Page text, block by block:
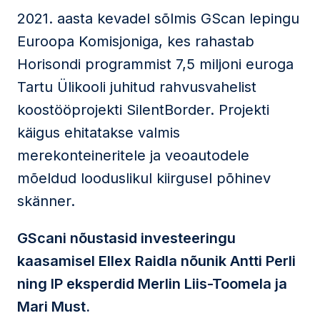
2021. aasta kevadel sõlmis GScan lepingu
Euroopa Komisjoniga, kes rahastab
Horisondi programmist 7,5 miljoni euroga
Tartu Ülikooli juhitud rahvusvahelist
koostööprojekti SilentBorder. Projekti
käigus ehitatakse valmis
merekonteineritele ja veoautodele
mõeldud looduslikul kiirgusel põhinev
skänner.
GScani nõustasid investeeringu
kaasamisel Ellex Raidla nõunik Antti Perli
ning IP eksperdid Merlin Liis-Toomela ja
Mari Must.